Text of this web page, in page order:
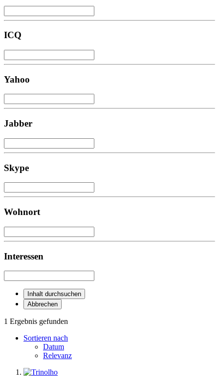
ICQ
Yahoo
Jabber
Skype
Wohnort
Interessen
Inhalt durchsuchen
Abbrechen
1 Ergebnis gefunden
Sortieren nach
Datum
Relevanz